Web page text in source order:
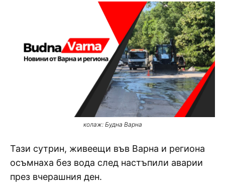
колаж: Будна Варна
Тази сутрин, живеещи във Варна и региона
осъмнаха без вода след настъпили аварии
през вчерашния ден.